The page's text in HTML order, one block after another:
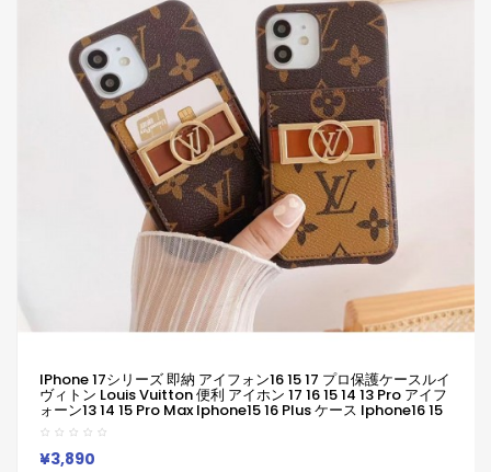
IPhone 17シリーズ 即納 アイフォン16 15 17 プロ保護ケースルイ
ヴィトン Louis Vuitton 便利 アイホン 17 16 15 14 13 Pro アイフ
ォーン13 14 15 Pro Max Iphone15 16 Plus ケース Iphone16 15
17 12 13 Pro Max 14ブランドルイヴィトン Louis Vuittonスマホ
ケースIphone 16 15ケース 人気付き個性潮 已用
¥3,890